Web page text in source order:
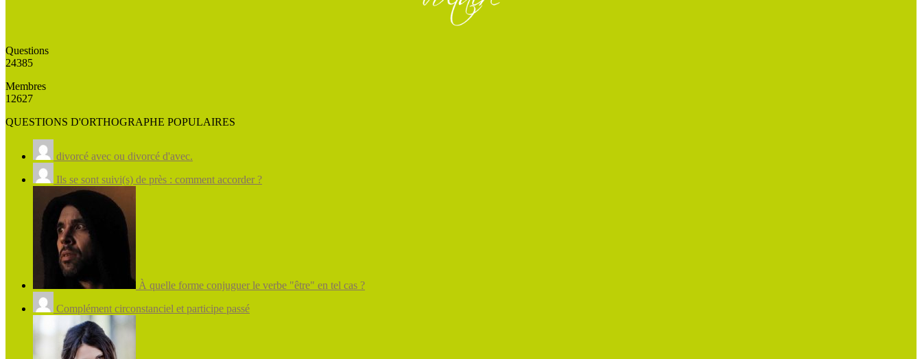
Questions
24385
Membres
12627
QUESTIONS D'ORTHOGRAPHE POPULAIRES
divorcé avec ou divorcé d'avec.
Ils se sont suivi(s) de près : comment accorder ?
À quelle forme conjuguer le verbe "être" en tel cas ?
Complément circonstanciel et participe passé